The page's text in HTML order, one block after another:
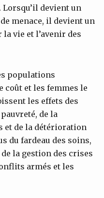
devient un
menace, il devient un
vie et l’avenir des
populations
et les femmes le
les effets des
de la
et de la détérioration
du fardeau des soins,
la gestion des crises
armés et les